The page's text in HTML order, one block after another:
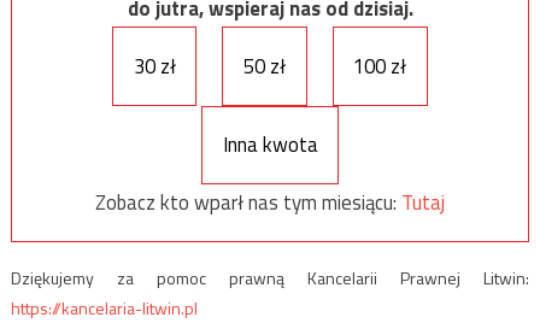
do jutra, wspieraj nas od dzisiaj.
30 zł
50 zł 100 zł
Inna kwota
Zobacz kto wparł nas tym miesiącu: Tutaj
Dziękujemy za pomoc prawną Kancelarii Prawnej Litwin:
https://kancelaria-litwin.pl